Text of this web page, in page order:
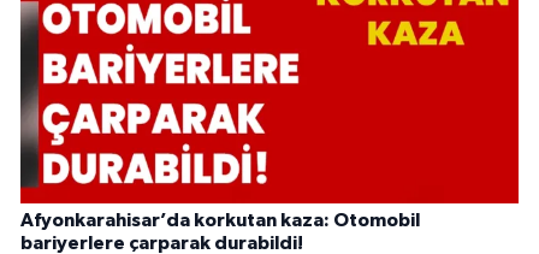
Afyonkarahisar’da korkutan kaza: Otomobil
bariyerlere çarparak durabildi!